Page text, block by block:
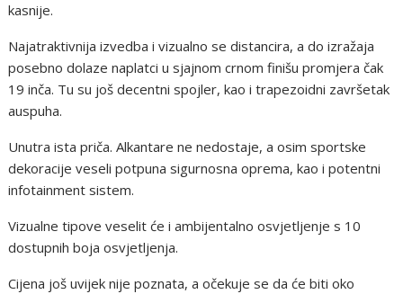
kasnije.
Najatraktivnija izvedba i vizualno se distancira, a do izražaja
posebno dolaze naplatci u sjajnom crnom finišu promjera čak
19 inča. Tu su još decentni spojler, kao i trapezoidni završetak
auspuha.
Unutra ista priča. Alkantare ne nedostaje, a osim sportske
dekoracije veseli potpuna sigurnosna oprema, kao i potentni
infotainment sistem.
Vizualne tipove veselit će i ambijentalno osvjetljenje s 10
dostupnih boja osvjetljenja.
Cijena još uvijek nije poznata, a očekuje se da će biti oko